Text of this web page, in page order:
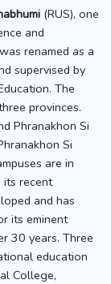
(RUS), one
and
renamed as a
supervised by
The
provinces.
Phranakhon Si
Si
are in
its recent
and has
its eminent
30 years. Three
education
College,